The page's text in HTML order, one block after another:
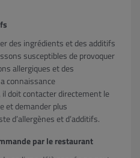
des ingrédients et des additifs
susceptibles de provoquer
allergiques et des
connaissance
doit contacter directement le
et demander plus
d’allergènes et d’additifs.
par le restaurant